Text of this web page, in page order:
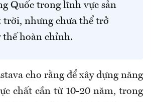
Quốc trong lĩnh vực sản
trời, nhưng chưa thể trở
thế hoàn chỉnh.
cho rằng để xây dựng năng
chất cần từ 10-20 năm, trong